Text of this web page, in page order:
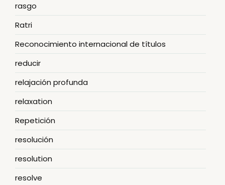
rasgo
Ratri
Reconocimiento internacional de títulos
reducir
relajación profunda
relaxation
Repetición
resolución
resolution
resolve